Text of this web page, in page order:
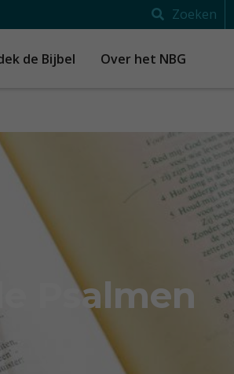
Zoeken
de Bijbel Over het NBG
Psalmen